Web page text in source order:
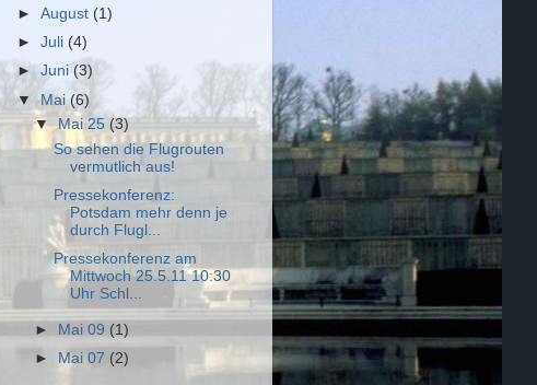
►August (1)
►Juli (4)
►Juni(3)
▼Mai(6)
▼ Mai 25 (3)
So sehen die Flugrouten
vermutlich aus!
Pressekonferenz:
Potsdam mehr denn je
durch Flugl...
Pressekonferenz am
Mittwoch 25.5.11 10:30
Uhr Schl...
► Mai 09 (1)
►
Mai 07 (2)